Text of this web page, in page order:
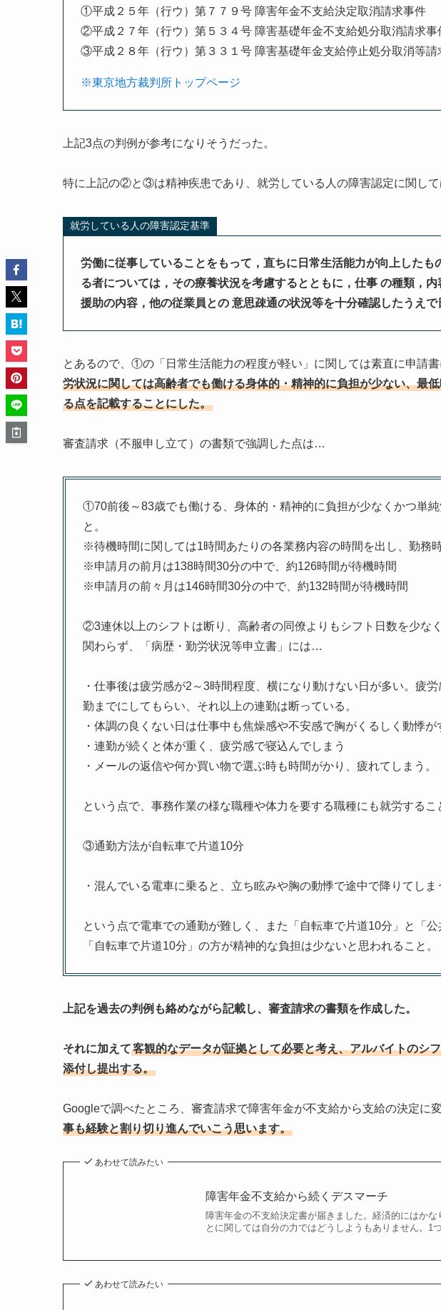
①平成２５年（行ウ）第７７９号 障害年金不支給決定取消請求事件
②平成２７年（行ウ）第５３４号 障害基礎年金不支給処分取消請求事
③平成２８年（行ウ）第３３１号 障害基礎年金支給停止処分取消等請
※東京地方裁判所トップページ
上記3点の判例が参考になりそうだった。
特に上記の②と③は精神疾患であり、就労している人の障害認定に関し
就労している人の障害認定基準
労働に従事していることをもって，直ちに日常生活能力が向上したも
る者については，その療養状況を考慮するとともに，仕事 の種類，
援助の内容，他の従業員との 意思疎通の状況等を十分確認したうえ
とあるので、①の「日常生活能力の程度が軽い」に関しては素直に申請書
労状況に関しては高齢者でも働ける身体的・精神的に負担が少ない、最
る点を記載することにした。
審査請求（不服申し立て）の書類で強調した点は…
①70前後～83歳でも働ける、身体的・精神的に負担が少なくかつ単
と。
※待機時間に関しては1時間あたりの各業務内容の時間を出し、勤務
※申請月の前月は138時間30分の中で、約126時間が待機時間
※申請月の前々月は146時間30分の中で、約132時間が待機時間
②3連休以上のシフトは断り、高齢者の同僚よりもシフト日数を少な
関わらず、「病歴・勤労状況等申立書」には…
・仕事後は疲労感が2～3時間程度、横になり動けない日が多い。疲
勤までにしてもらい、それ以上の連勤は断っている。
・体調の良くない日は仕事中も焦燥感や不安感で胸がくるしく動悸が
・連勤が続くと体が重く、疲労感で寝込んでしまう
・メールの返信や何か買い物で選ぶ時も時間がかり、疲れてしまう。
という点で、事務作業の様な職種や体力を要する職種にも就労するこ
③通勤方法が自転車で片道10分
・混んでいる電車に乗ると、立ち眩みや胸の動悸で途中で降りてしま
という点で電車での通勤が難しく、また「自転車で片道10分」と「公
「自転車で片道10分」の方が精神的な負担は少ないと思われること。
上記を過去の判例も絡めながら記載し、審査請求の書類を作成した。
それに加えて客観的なデータが証拠として必要と考え、アルバイトのシ
添付し提出する。
Googleで調べたところ、審査請求で障害年金が不支給から支給の決定に
事も経験と割り切り進んでいこう思います。
あわせて読みたい
障害年金不支給から続くデスマーチ
障害年金の不支給決定書が届きました。経済的にはか
とに関しては自分の力ではどうしようもありません。1
あわせて読みたい